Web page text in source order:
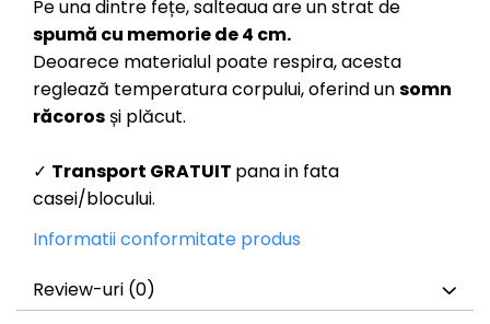
Pe una dintre fețe, salteaua are un strat de
spumă cu memorie de 4 cm.
Deoarece materialul poate respira, acesta
reglează temperatura corpului, oferind unsomn
răcorosși plăcut.
✓ Transport GRATUIT pana in fata
casei/blocului.
Informatii conformitate produs
Review-uri (0)